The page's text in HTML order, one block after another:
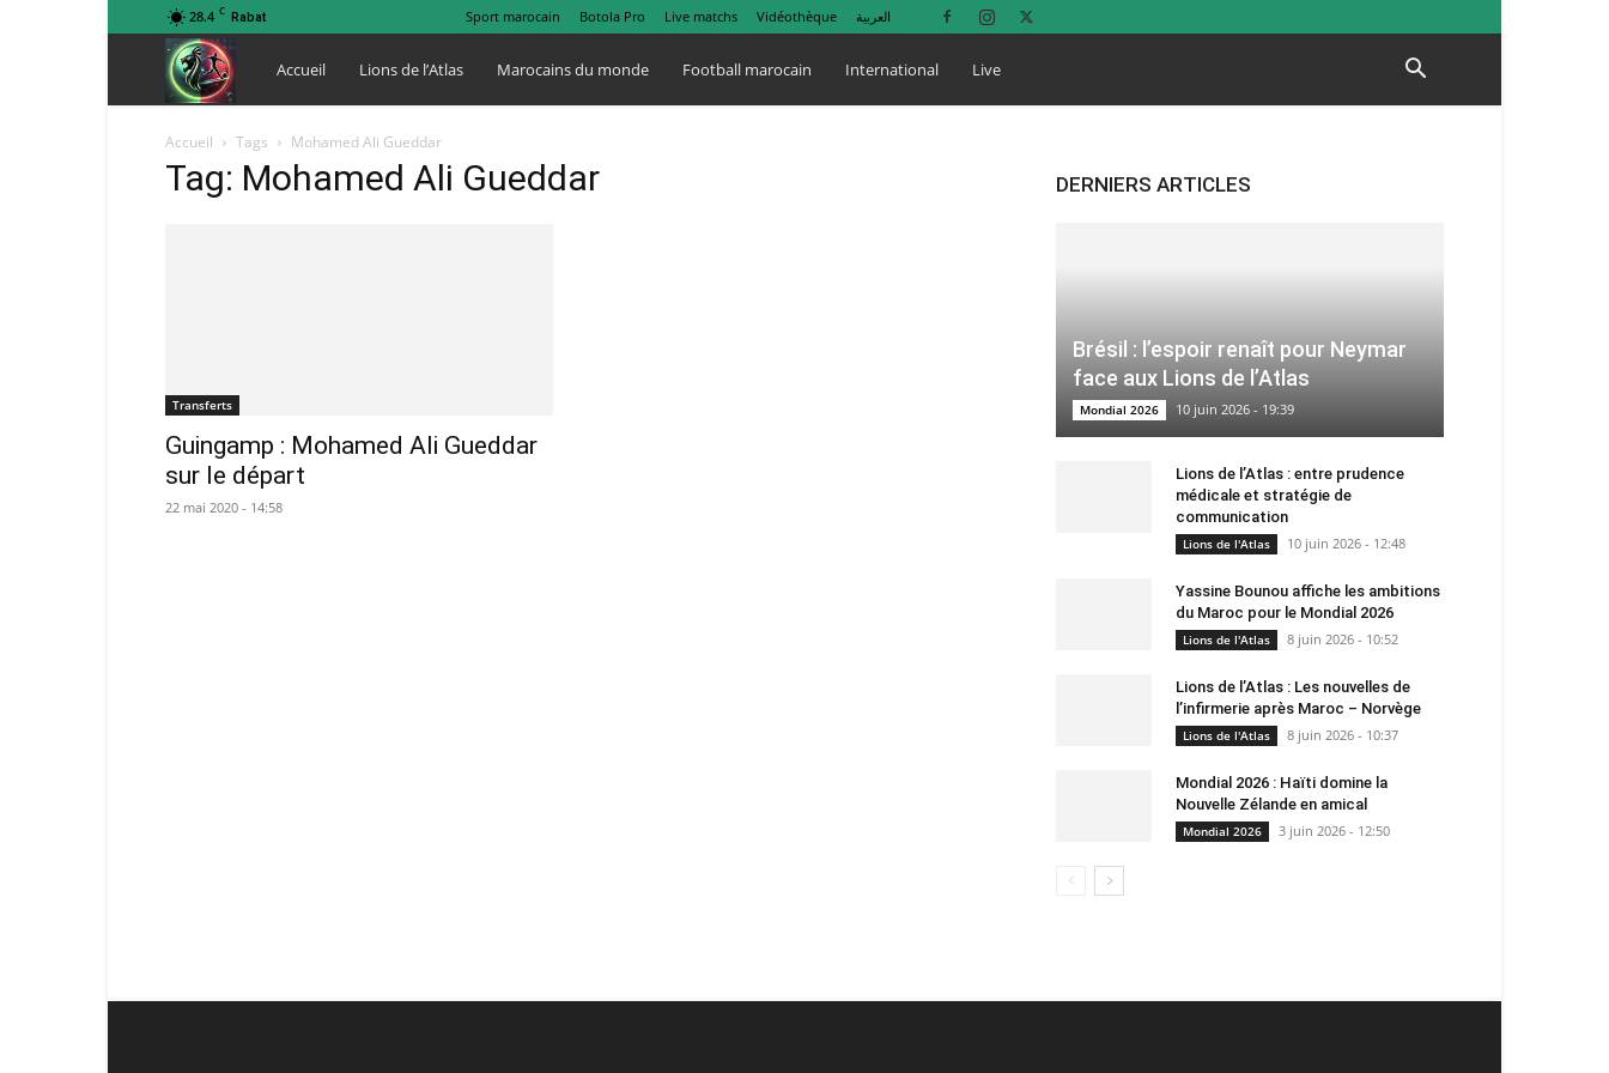
28.4 C Rabat Sport marocain Botola Pro Live matchs Vidéothèque العربية
Lions
de
Accueil Lions de l’Atlas Marocains du monde Football marocain International Live
Accueil Tags Mohamed Ali Gueddar
Tag: Mohamed Ali Gueddar
Transferts
Guingamp : Mohamed Ali Gueddar
sur le départ
22 mai 2020 - 14:58
DERNIERS ARTICLES
Brésil : l’espoir renaît pour Neymar
face aux Lions de l’Atlas
Mondial 2026 10 juin 2026 - 19:39
Lions de l’Atlas : entre prudence
médicale et stratégie de
communication
Lions de l'Atlas 10 juin 2026 - 12:48
Yassine Bounou affiche les ambitions
du Maroc pour le Mondial 2026
Lions de l'Atlas 8 juin 2026 - 10:52
Lions de l’Atlas : Les nouvelles de
l’infirmerie après Maroc – Norvège
Lions de l'Atlas 8 juin 2026 - 10:37
Mondial 2026 : Haïti domine la
Nouvelle Zélande en amical
Mondial 2026 3 juin 2026 - 12:50